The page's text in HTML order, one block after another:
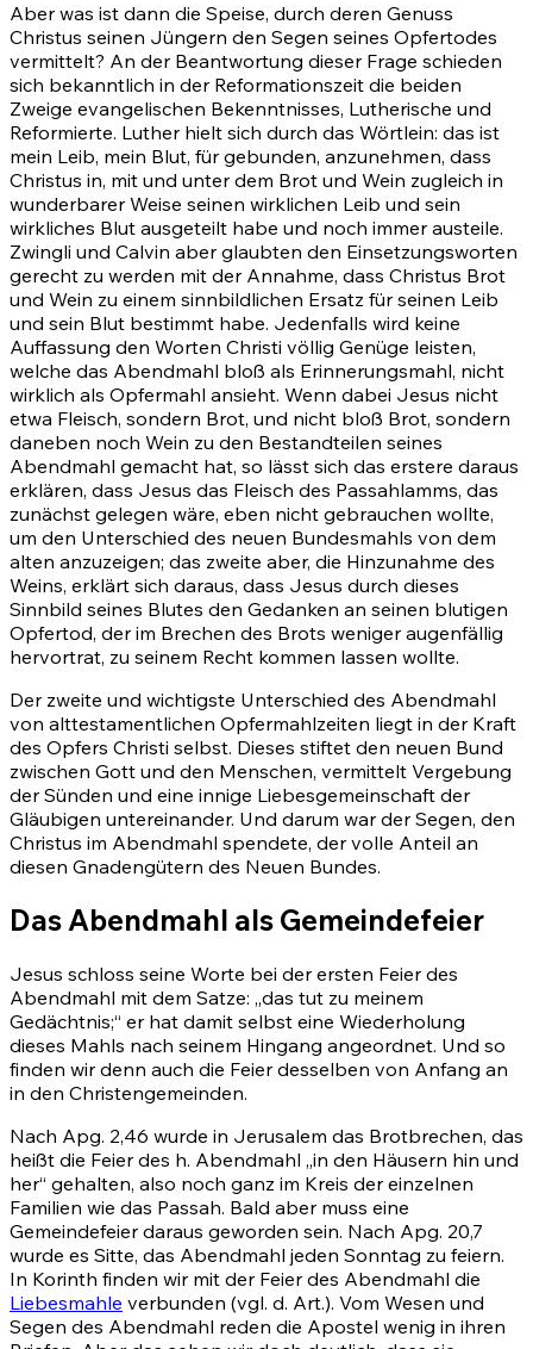
Aber was ist dann die Speise, durch deren Genuss
Christus seinen Jüngern den Segen seines Opfertodes
vermittelt? An der Beantwortung dieser Frage schieden
sich bekanntlich in der Reformationszeit die beiden
Zweige evangelischen Bekenntnisses, Lutherische und
Reformierte. Luther hielt sich durch das Wörtlein: das ist
mein Leib, mein Blut, für gebunden, anzunehmen, dass
Christus in, mit und unter dem Brot und Wein zugleich in
wunderbarer Weise seinen wirklichen Leib und sein
wirkliches Blut ausgeteilt habe und noch immer austeile.
Zwingli und Calvin aber glaubten den Einsetzungsworten
gerecht zu werden mit der Annahme, dass Christus Brot
und Wein zu einem sinnbildlichen Ersatz für seinen Leib
und sein Blut bestimmt habe. Jedenfalls wird keine
Auffassung den Worten Christi völlig Genüge leisten,
welche das Abendmahl bloß als Erinnerungsmahl, nicht
wirklich als Opfermahl ansieht. Wenn dabei Jesus nicht
etwa Fleisch, sondern Brot, und nicht bloß Brot, sondern
daneben noch Wein zu den Bestandteilen seines
Abendmahl gemacht hat, so lässt sich das erstere daraus
erklären, dass Jesus das Fleisch des Passahlamms, das
zunächst gelegen wäre, eben nicht gebrauchen wollte,
um den Unterschied des neuen Bundesmahls von dem
alten anzuzeigen; das zweite aber, die Hinzunahme des
Weins, erklärt sich daraus, dass Jesus durch dieses
Sinnbild seines Blutes den Gedanken an seinen blutigen
Opfertod, der im Brechen des Brots weniger augenfällig
hervortrat, zu seinem Recht kommen lassen wollte.
Der zweite und wichtigste Unterschied des Abendmahl
von alttestamentlichen Opfermahlzeiten liegt in der Kraft
des Opfers Christi selbst. Dieses stiftet den neuen Bund
zwischen Gott und den Menschen, vermittelt Vergebung
der Sünden und eine innige Liebesgemeinschaft der
Gläubigen untereinander. Und darum war der Segen, den
Christus im Abendmahl spendete, der volle Anteil an
diesen Gnadengütern des Neuen Bundes.
Das Abendmahl als Gemeindefeier
Jesus schloss seine Worte bei der ersten Feier des
Abendmahl mit dem Satze: „das tut zu meinem
Gedächtnis;“ er hat damit selbst eine Wiederholung
dieses Mahls nach seinem Hingang angeordnet. Und so
finden wir denn auch die Feier desselben von Anfang an
in den Christengemeinden.
Nach Apg. 2,46 wurde in Jerusalem das Brotbrechen, das
heißt die Feier des h. Abendmahl „in den Häusern hin und
her“ gehalten, also noch ganz im Kreis der einzelnen
Familien wie das Passah. Bald aber muss eine
Gemeindefeier daraus geworden sein. Nach Apg. 20,7
wurde es Sitte, das Abendmahl jeden Sonntag zu feiern.
In Korinth finden wir mit der Feier des Abendmahl die
Liebesmahle verbunden (vgl. d. Art.). Vom Wesen und
Segen des Abendmahl reden die Apostel wenig in ihren